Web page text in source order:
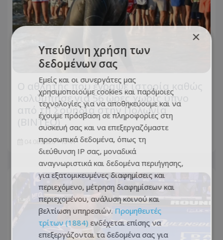
Ο αθλητής που έγραψε ιστορία καθώς
κολύμπησε για 56 ώρες χωρίς ύπνο
από τη Σουηδία στην Πολωνία
(ΒΙΝΤΕΟ)
04.08.2026 - 13:41
×
Υπεύθυνη χρήση των
δεδομένων σας
Εμείς και οι συνεργάτες μας
χρησιμοποιούμε cookies και παρόμοιες
τεχνολογίες για να αποθηκεύουμε και να
έχουμε πρόσβαση σε πληροφορίες στη
συσκευή σας και να επεξεργαζόμαστε
προσωπικά δεδομένα, όπως τη
διεύθυνση IP σας, μοναδικά
αναγνωριστικά και δεδομένα περιήγησης,
για εξατομικευμένες διαφημίσεις και
περιεχόμενο, μέτρηση διαφημίσεων και
περιεχομένου, ανάλυση κοινού και
βελτίωση υπηρεσιών. Προμηθευτές
τρίτων (1884) ενδέχεται επίσης να
επεξεργάζονται τα δεδομένα σας για